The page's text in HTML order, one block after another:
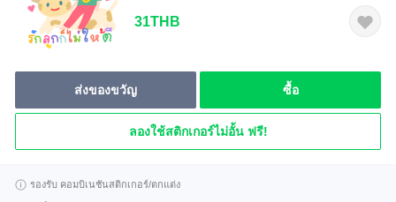
31THB
ส่งของขวัญ ซื้อ
ลองใช้สติกเกอร์ไม่อั้น ฟรี!
รองรับ คอมบิเนชันสติกเกอร์/ตกแต่ง